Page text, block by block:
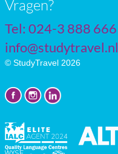
Vragen?
Tel: 024-3 888 666
info@studytravel.nl
© StudyTravel 2026